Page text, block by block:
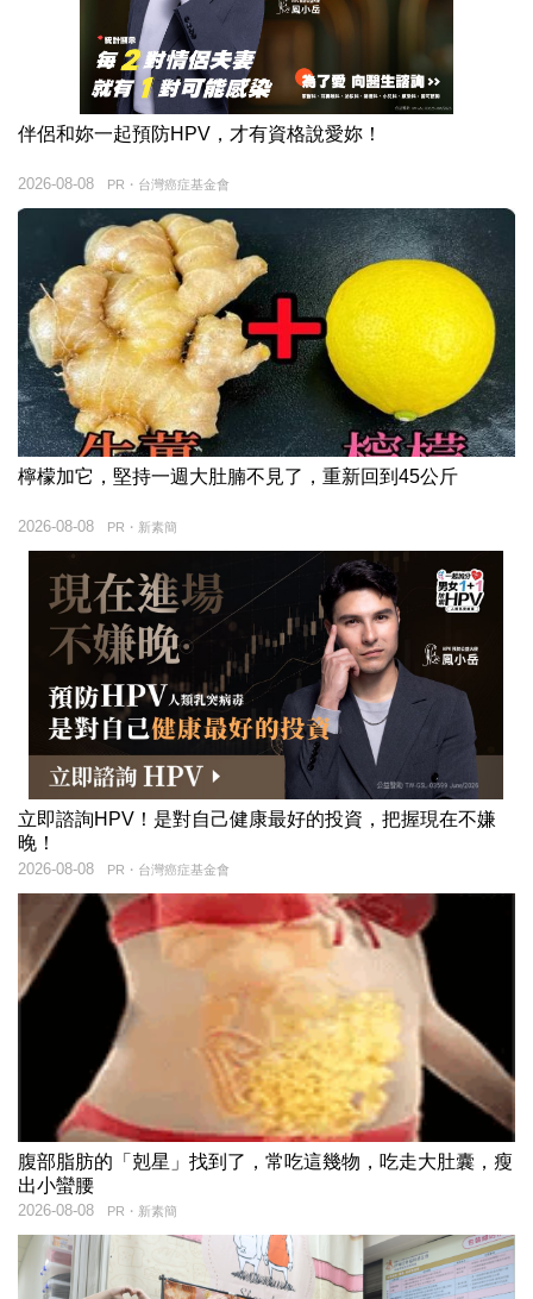
伴侶和妳一起預防HPV，才有資格說愛妳！
PR・台灣癌症基金會
2026-08-08
檸檬加它，堅持一週大肚腩不見了，重新回到45公斤
PR・新素簡
2026-08-08
立即諮詢HPV！是對自己健康最好的投資，把握現在不嫌
晚！
PR・台灣癌症基金會
2026-08-08
腹部脂肪的「剋星」找到了，常吃這幾物，吃走大肚囊，瘦
出小蠻腰
PR・新素簡
2026-08-08